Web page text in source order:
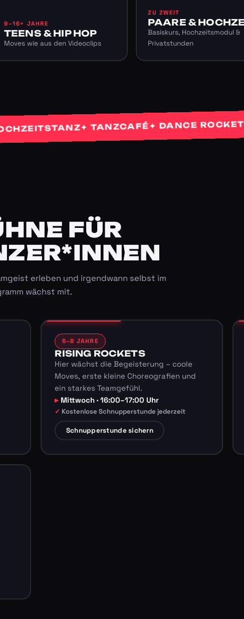
9–16+ JAHRE
TEENS & HIP HOP
Moves wie aus den Videoclips
ZU ZWEIT
PAARE &
Basiskurs, Hochzeitsmodul &
Privatstunden
✦ TANZCAFÉ✦ DANCE ROCKETS✦
FÜR K
erleben und irgendwann selbst im
wächst mit.
6–8 JAHRE
RISING ROCKETS
Hier wächst die Begeisterung – coole
Moves, erste kleine Choreografien und
ein starkes Teamgefühl.
Mittwoch · 16:00–17:00 Uhr
Kostenlose Schnupperstunde jederzeit
Schnupperstunde sichern